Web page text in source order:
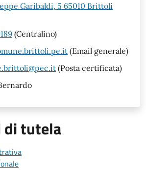
Garibaldi, 5 65010 Brittoli
(Centralino)
(Email generale)
(Posta certificata)
tutela